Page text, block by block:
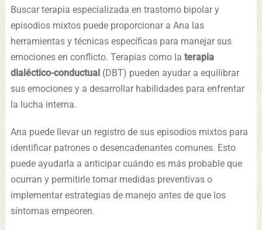
Buscar terapia especializada en trastorno bipolar y
episodios mixtos puede proporcionar a Ana las
herramientas y técnicas específicas para manejar sus
emociones en conflicto. Terapias como la terapia
dialéctico-conductual(DBT) pueden ayudar a equilibrar
sus emociones y a desarrollar habilidades para enfrentar
la lucha interna.
Ana puede llevar un registro de sus episodios mixtos para
identificar patrones o desencadenantes comunes. Esto
puede ayudarla a anticipar cuándo es más probable que
ocurran y permitirle tomar medidas preventivas o
implementar estrategias de manejo antes de que los
síntomas empeoren.